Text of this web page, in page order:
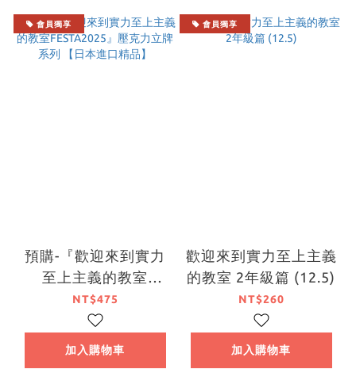
會員獨享
預購-『歡迎來到實力
至上主義的教室
FESTA2025』壓克力
立牌 系列 【日本進口
精品】
NT$475
加入購物車
會員獨享
歡迎來到實力至上主義
的教室 2年級篇 (12.5)
NT$260
加入購物車